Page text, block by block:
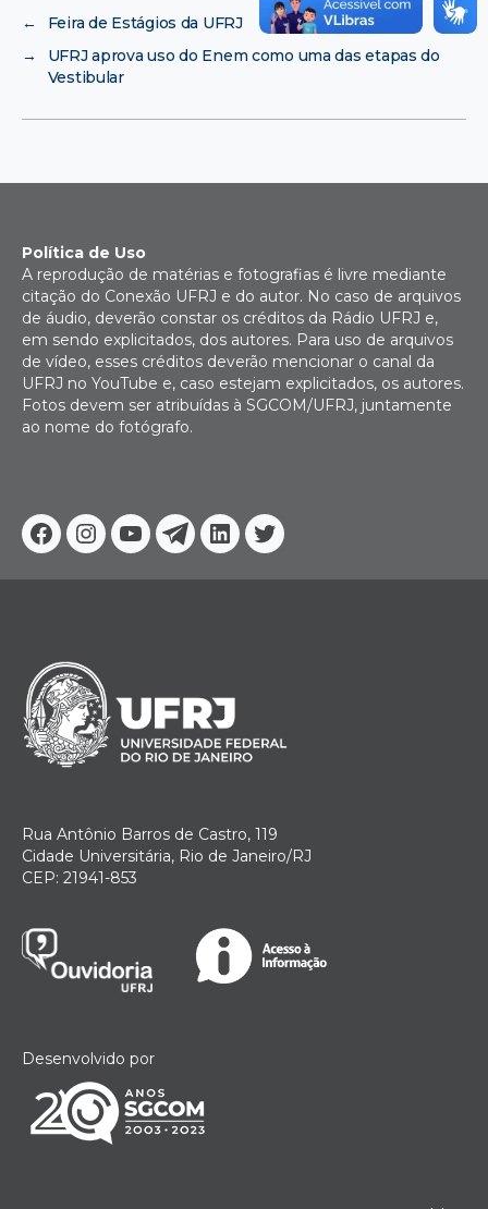
←
Feira de Estágios da UFRJ
→
UFRJ aprova uso do Enem como uma das etapas do
Vestibular
Facebook
Instagram
YoutubeTelegram
Linkedin
Twitter
Política de Uso
A reprodução de matérias e fotografias é livre mediante
citação do Conexão UFRJ e do autor. No caso de arquivos
de áudio, deverão constar os créditos da Rádio UFRJ e,
em sendo explicitados, dos autores. Para uso de arquivos
de vídeo, esses créditos deverão mencionar o canal da
UFRJ no YouTube e, caso estejam explicitados, os autores.
Fotos devem ser atribuídas à SGCOM/UFRJ, juntamente
ao nome do fotógrafo.
Rua Antônio Barros de Castro, 119
Cidade Universitária, Rio de Janeiro/RJ
CEP: 21941-853
Desenvolvido por